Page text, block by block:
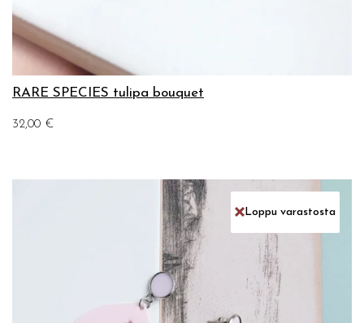
RARE SPECIES tulipa bouquet
32,00 €
Loppu varastosta